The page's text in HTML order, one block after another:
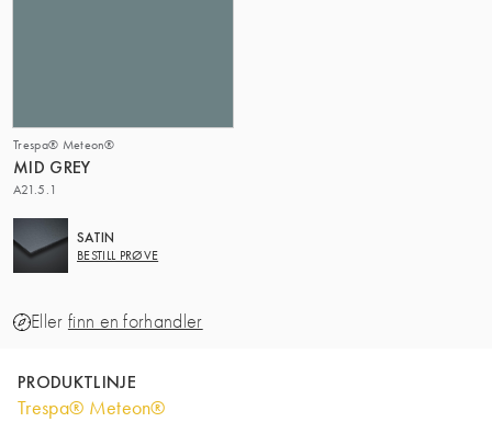
Trespa® Meteon®
MID GREY
A21.5.1
SATIN
BESTILL PRØVE
Eller finn en forhandler
PRODUKTLINJE
Trespa® Meteon®